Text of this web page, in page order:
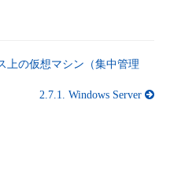
上の仮想マシン（集中管理
2.7.1. Windows Server